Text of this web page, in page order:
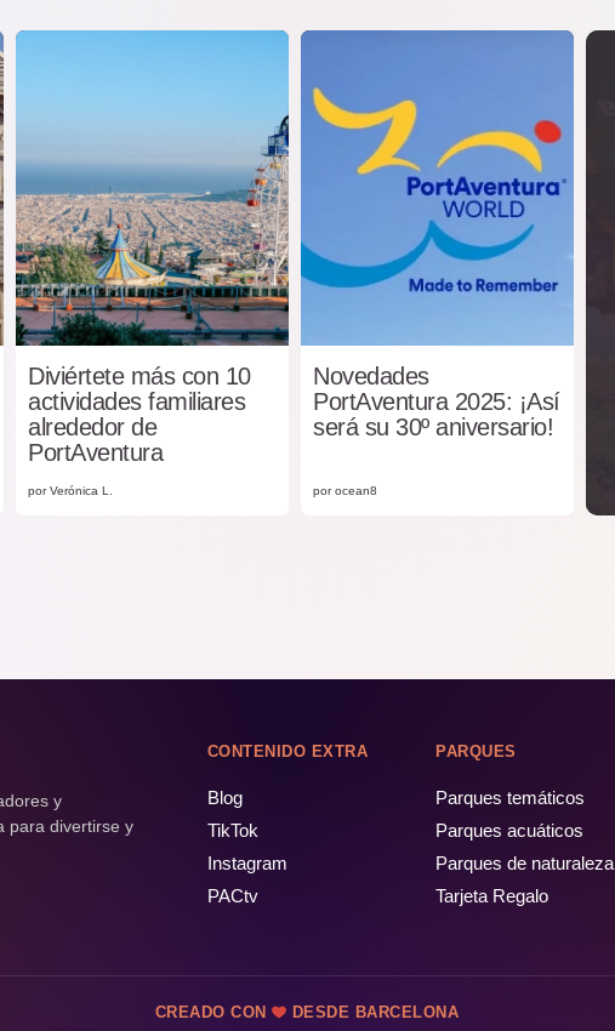
Diviértete más con 10
actividades familiares
alrededor de
PortAventura
por Verónica L.
Novedades
PortAventura 2025: ¡Así
será su 30º aniversario!
por ocean8
y
para divertirse y
CONTENIDO EXTRA
Blog
TikTok
Instagram
PACtv
PARQUES
Parques temáticos
Parques acuáticos
Parques de naturaleza
Tarjeta Regalo
CREADO CON DESDE BARCELONA